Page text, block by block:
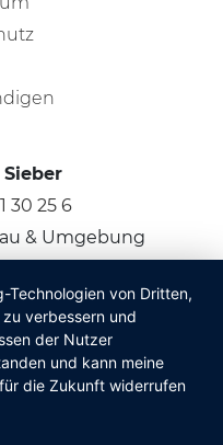
30 25 6
& Umgebung
Technologien von Dritten,
verbessern und
der Nutzer
und kann meine
die Zukunft widerrufen